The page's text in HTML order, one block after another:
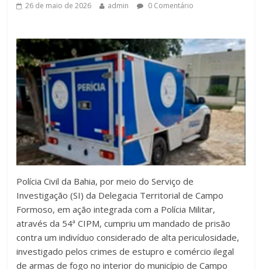
26 de maio de 2026 admin 0 Comentário
Polícia Civil da Bahia, por meio do Serviço de
Investigação (SI) da Delegacia Territorial de Campo
Formoso, em ação integrada com a Polícia Militar,
através da 54ª CIPM, cumpriu um mandado de prisão
contra um indivíduo considerado de alta periculosidade,
investigado pelos crimes de estupro e comércio ilegal
de armas de fogo no interior do município de Campo